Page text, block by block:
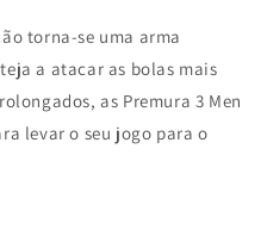
torna-se uma arma
a atacar as bolas mais
as Premura 3 Men
levar o seu jogo para o